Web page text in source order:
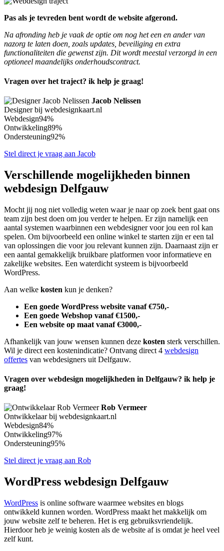
Pas als je tevreden bent wordt de website afgerond.
Na afronding heb je vaak de optie om nog het een en ander van
nazorg te laten doen, zoals updates, beveiliging en extra
functionaliteiten die gewenst zijn. Dit wordt meestal verzorgd in een
optioneel maandelijks onderhoudscontract.
Vragen over het traject? ik help je graag!
Jacob Nelissen
Designer bij webdesignkaart.nl
Webdesign94%
Ontwikkeling89%
Ondersteuning92%
Stel direct je vraag aan Jacob
Verschillende mogelijkheden binnen
webdesign Delfgauw
Mocht jij nog niet volledig weten waar je naar op zoek bent gaat ons
team zijn best doen om jou verder te helpen. Er zijn namelijk een
aantal systemen waarbinnen een webdesigner voor jou een rol kan
spelen. Om bijvoorbeeld een online winkel te starten zijn er een tal
van oplossingen die voor jou relevant kunnen zijn. Daarnaast zijn er
een aantal gemakkelijk bruikbare platformen voor informatieve en
zakelijke websites. Een waterdicht systeem is bijvoorbeeld
WordPress.
Aan welke kosten kun je denken?
Een goede WordPress website vanaf €750,-
Een goede Webshop vanaf €1500,-
Een website op maat vanaf €3000,-
Afhankelijk van jouw wensen kunnen deze kosten sterk verschillen.
Wil je direct een kostenindicatie? Ontvang direct 4 webdesign
offertes van webdesigners uit Delfgauw.
Vragen over webdesign mogelijkheden in Delfgauw? ik help je
graag!
Rob Vermeer
Ontwikkelaar bij webdesignkaart.nl
Webdesign84%
Ontwikkeling97%
Ondersteuning95%
Stel direct je vraag aan Rob
WordPress webdesign Delfgauw
WordPress is online software waarmee websites en blogs
ontwikkeld kunnen worden. WordPress maakt het makkelijk om
jouw website zelf te beheren. Het is erg gebruiksvriendelijk.
Hierdoor heb je weinig kosten als de website af is omdat je heel veel
zelf kunt.